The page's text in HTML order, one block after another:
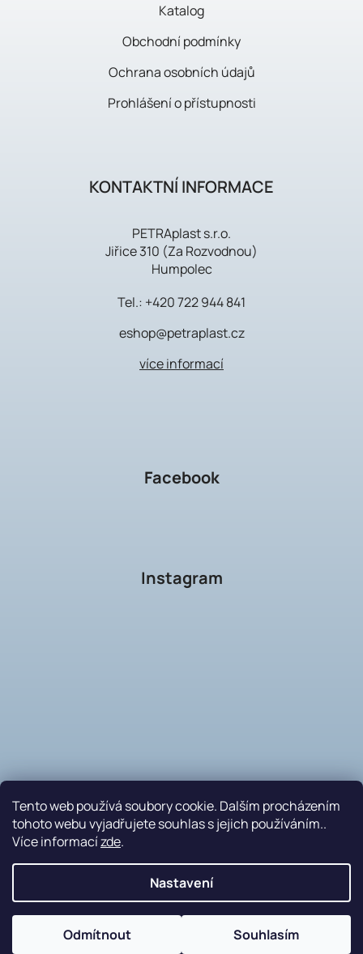
Tento web používá soubory cookie. Dalším procházením
tohoto webu vyjadřujete souhlas s jejich používáním..
Více informacízde.
Nastavení
Odmítnout Souhlasím
Katalog
Obchodní podmínky
Ochrana osobních údajů
Prohlášení o přístupnosti
KONTAKTNÍ INFORMACE
PETRAplast s.r.o.
Jiřice 310 (Za Rozvodnou)
Humpolec
Tel.: +420 722 944 841
eshop@petraplast.cz
více informací
Facebook
Instagram
Sledovat na Instagramu
NakódovaloRemedio Digital|
Vytvořil Shoptet
Copyright 2026PETRAplast s.r.o.. Všechna práva